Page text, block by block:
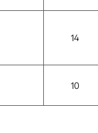
14
10